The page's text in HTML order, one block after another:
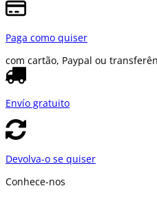
Paga como quiser
com cartão, Paypal ou
Envío gratuito
Devolva-o se quiser
Conhece-nos